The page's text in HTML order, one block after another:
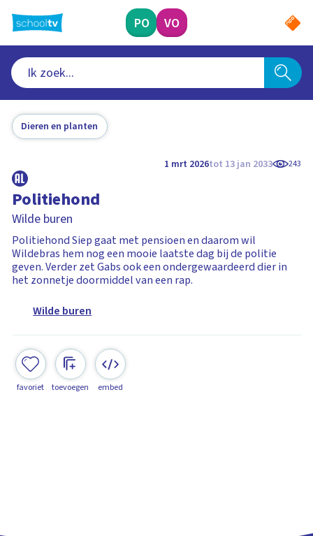
naar
hoofdinhoud
PO VO
Dieren en planten
1 mrt 2026tot 13 jan 2033 243
Politiehond
Wilde buren
Politiehond Siep gaat met pensioen en daarom wil
Wildebras hem nog een mooie laatste dag bij de politie
geven. Verder zet Gabs ook een ondergewaardeerd dier in
het zonnetje doormiddel van een rap.
Wilde buren
favoriet toevoegen embed